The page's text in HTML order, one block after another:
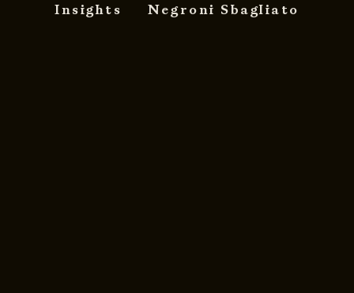
Insights Negroni Sbagliato